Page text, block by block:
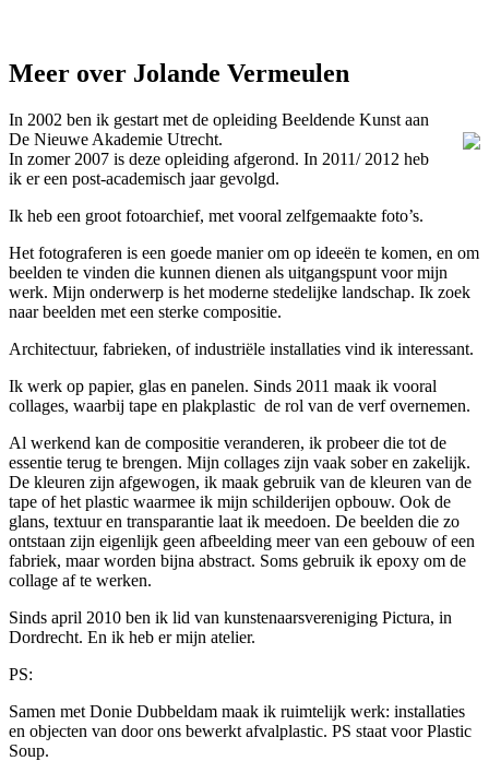
Meer over Jolande Vermeulen
In 2002 ben ik gestart met de opleiding Beeldende Kunst aan
De Nieuwe Akademie Utrecht.
In zomer 2007 is deze opleiding afgerond. In 2011/ 2012 heb
ik er een post-academisch jaar gevolgd.
Ik heb een groot fotoarchief, met vooral zelfgemaakte foto’s.
Het fotograferen is een goede manier om op ideeën te komen, en om
beelden te vinden die kunnen dienen als uitgangspunt voor mijn
werk. Mijn onderwerp is het moderne stedelijke landschap. Ik zoek
naar beelden met een sterke compositie.
Architectuur, fabrieken, of industriële installaties vind ik interessant.
Ik werk op papier, glas en panelen. Sinds 2011 maak ik vooral
collages, waarbij tape en plakplastic de rol van de verf overnemen.
Al werkend kan de compositie veranderen, ik probeer die tot de
essentie terug te brengen. Mijn collages zijn vaak sober en zakelijk.
De kleuren zijn afgewogen, ik maak gebruik van de kleuren van de
tape of het plastic waarmee ik mijn schilderijen opbouw. Ook de
glans, textuur en transparantie laat ik meedoen. De beelden die zo
ontstaan zijn eigenlijk geen afbeelding meer van een gebouw of een
fabriek, maar worden bijna abstract. Soms gebruik ik epoxy om de
collage af te werken.
Sinds april 2010 ben ik lid van kunstenaarsvereniging Pictura, in
Dordrecht. En ik heb er mijn atelier.
PS:
Samen met Donie Dubbeldam maak ik ruimtelijk werk: installaties
en objecten van door ons bewerkt afvalplastic. PS staat voor Plastic
Soup.